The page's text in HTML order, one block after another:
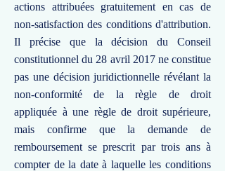
actions attribuées gratuitement en cas de
non-satisfaction des conditions d'attribution.
Il précise que la décision du Conseil
constitutionnel du 28 avril 2017 ne constitue
pas une décision juridictionnelle révélant la
non-conformité de la règle de droit
appliquée à une règle de droit supérieure,
mais confirme que la demande de
remboursement se prescrit par trois ans à
compter de la date à laquelle les conditions